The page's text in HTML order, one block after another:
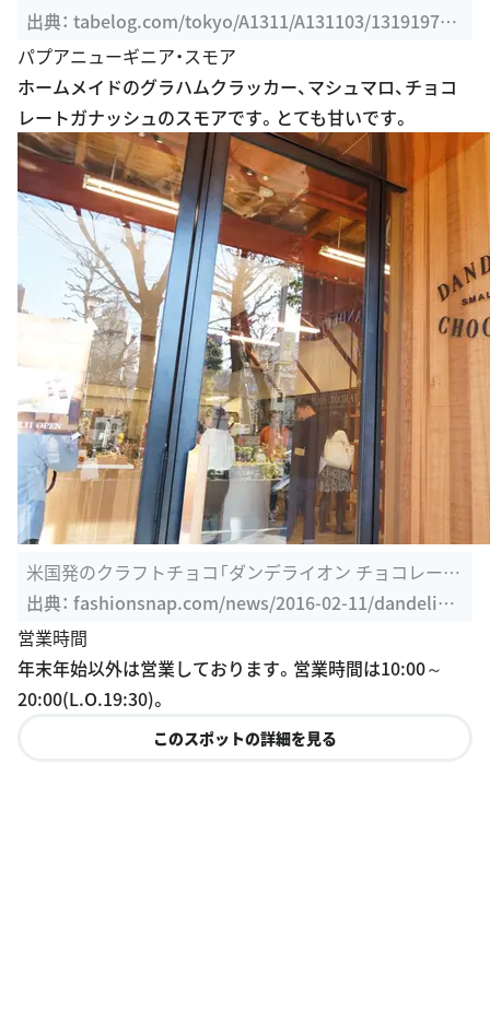
dtlrvwlst
パプアニューギニア・スモア
ホームメイドのグラハムクラッカー、マシュマロ、チョコ
レートガナッシュのスモアです。とても甘いです。
米国発のクラフトチョコ「ダンデライオン チョコレー
ト」日本1号店が ...
出典：fashionsnap.com/news/2016-02-11/dandelion
-chocolate
営業時間
年末年始以外は営業しております。営業時間は10:00～
20:00(L.O.19:30)。
このスポットの詳細を見る